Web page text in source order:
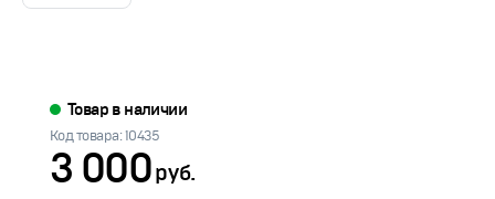
Товар в наличии
Код товара: 10435
3 000руб.